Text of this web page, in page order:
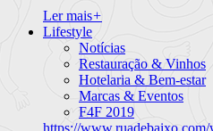
Ler mais+
Lifestyle
Notícias
Restauração & Vinhos
Hotelaria & Bem-estar
Marcas & Eventos
F4F 2019
https://